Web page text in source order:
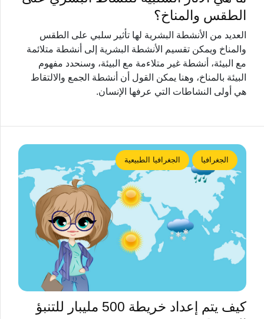
الطقس والمناخ؟
العديد من الأنشطة البشرية لها تأثير سلبي على الطقس
والمناخ ويمكن تقسيم الأنشطة البشرية إلى أنشطة متلائمة
مع البيئة، أنشطة غير متلاءمة مع البيئة، وسنحدد مفهوم
البيئة بالمناخ، وهنا يمكن القول أن أنشطة الجمع والالتقاط
هي أولى النشاطات التي عرفها الإنسان.
الجغرافيا الجغرافيا الطبيعية
كيف يتم إعداد خريطة 500 مليبار للتنبؤ